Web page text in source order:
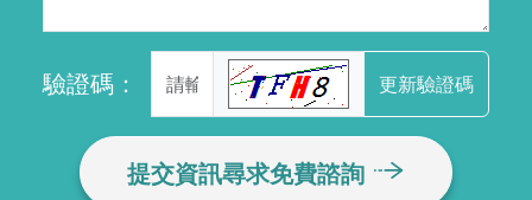
驗證碼： 更新驗證碼
提交資訊尋求免費諮詢